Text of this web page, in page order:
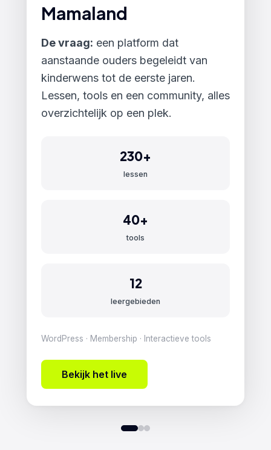
Mamaland
De vraag: een platform dat
aanstaande ouders begeleidt van
kinderwens tot de eerste jaren.
Lessen, tools en een community, alles
overzichtelijk op een plek.
230+
lessen
40+
tools
12
leergebieden
WordPress · Membership · Interactieve tools
Bekijk het live
ProductTickler
De vraag:een dashboard waarmee
bol.com verkopers winstgevende
producten vinden. Grey spots
421.000+
betalingen
integratie
Bekijk het live
Jonker-Huissen
De vraag:een webshop voor auto-
onderdelen waar klanten op kenteken
direct de juiste motor of
5.000+
talen
kenteken
Bekijk het live